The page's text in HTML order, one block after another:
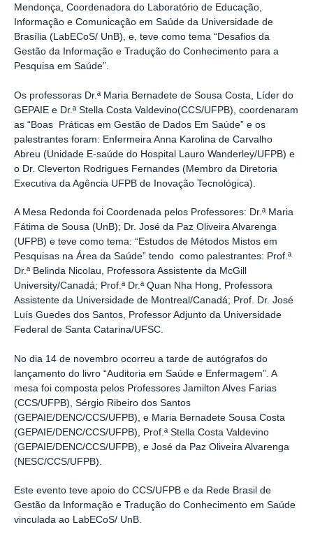
Mendonça, Coordenadora do Laboratório de Educação,
Informação e Comunicação em Saúde da Universidade de
Brasília (LabECoS/ UnB), e, teve como tema “Desafios da
Gestão da Informação e Tradução do Conhecimento para a
Pesquisa em Saúde”.
Os professoras Dr.ª Maria Bernadete de Sousa Costa, Líder do
GEPAIE e Dr.ª Stella Costa Valdevino(CCS/UFPB), coordenaram
as “Boas Práticas em Gestão de Dados Em Saúde” e os
palestrantes foram: Enfermeira Anna Karolina de Carvalho
Abreu (Unidade E-saúde do Hospital Lauro Wanderley/UFPB) e
o Dr. Cleverton Rodrigues Fernandes (Membro da Diretoria
Executiva da Agência UFPB de Inovação Tecnológica).
A Mesa Redonda foi Coordenada pelos Professores: Dr.ª Maria
Fátima de Sousa (UnB); Dr. José da Paz Oliveira Alvarenga
(UFPB) e teve como tema: “Estudos de Métodos Mistos em
Pesquisas na Área da Saúde” tendo como palestrantes: Prof.ª
Dr.ª Belinda Nicolau, Professora Assistente da McGill
University/Canadá; Prof.ª Dr.ª Quan Nha Hong, Professora
Assistente da Universidade de Montreal/Canadá; Prof. Dr. José
Luís Guedes dos Santos, Professor Adjunto da Universidade
Federal de Santa Catarina/UFSC.
No dia 14 de novembro ocorreu a tarde de autógrafos do
lançamento do livro “Auditoria em Saúde e Enfermagem”. A
mesa foi composta pelos Professores Jamilton Alves Farias
(CCS/UFPB), Sérgio Ribeiro dos Santos
(GEPAIE/DENC/CCS/UFPB), e Maria Bernadete Sousa Costa
(GEPAIE/DENC/CCS/UFPB), Prof.ª Stella Costa Valdevino
(GEPAIE/DENC/CCS/UFPB), e José da Paz Oliveira Alvarenga
(NESC/CCS/UFPB).
Este evento teve apoio do CCS/UFPB e da Rede Brasil de
Gestão da Informação e Tradução do Conhecimento em Saúde
vinculada ao LabECoS/ UnB.